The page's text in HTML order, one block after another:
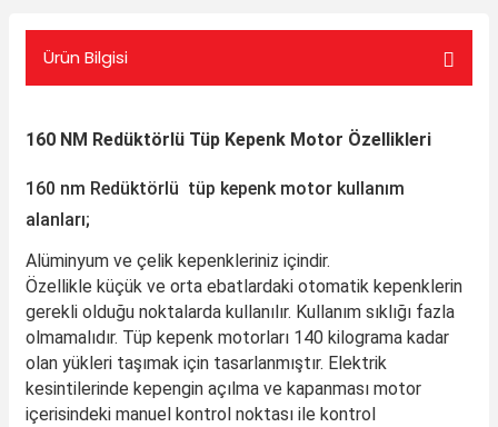
Ürün Bilgisi
160 NM Redüktörlü Tüp Kepenk Motor Özellikleri
160 nm Redüktörlü tüp kepenk motor kullanım
alanları;
Alüminyum ve çelik kepenkleriniz içindir.
Özellikle küçük ve orta ebatlardaki otomatik kepenklerin
gerekli olduğu noktalarda kullanılır. Kullanım sıklığı fazla
olmamalıdır. Tüp kepenk motorları 140 kilograma kadar
olan yükleri taşımak için tasarlanmıştır. Elektrik
kesintilerinde kepengin açılma ve kapanması motor
içerisindeki manuel kontrol noktası ile kontrol